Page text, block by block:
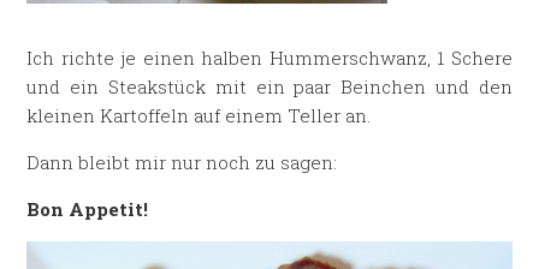
Ich richte je einen halben Hummerschwanz, 1 Schere
und ein Steakstück mit ein paar Beinchen und den
kleinen Kartoffeln auf einem Teller an.
Dann bleibt mir nur noch zu sagen:
Bon Appetit!